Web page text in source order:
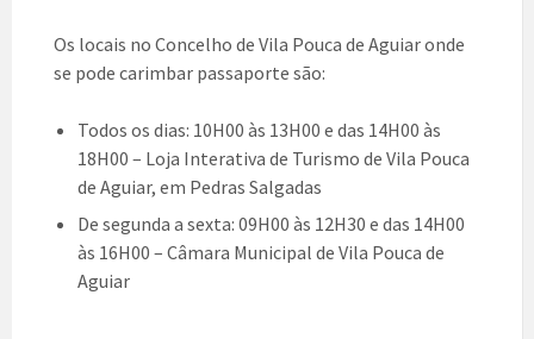
Os locais no Concelho de Vila Pouca de Aguiar onde
se pode carimbar passaporte são:
Todos os dias: 10H00 às 13H00 e das 14H00 às
18H00 – Loja Interativa de Turismo de Vila Pouca
de Aguiar, em Pedras Salgadas
De segunda a sexta: 09H00 às 12H30 e das 14H00
às 16H00 – Câmara Municipal de Vila Pouca de
Aguiar